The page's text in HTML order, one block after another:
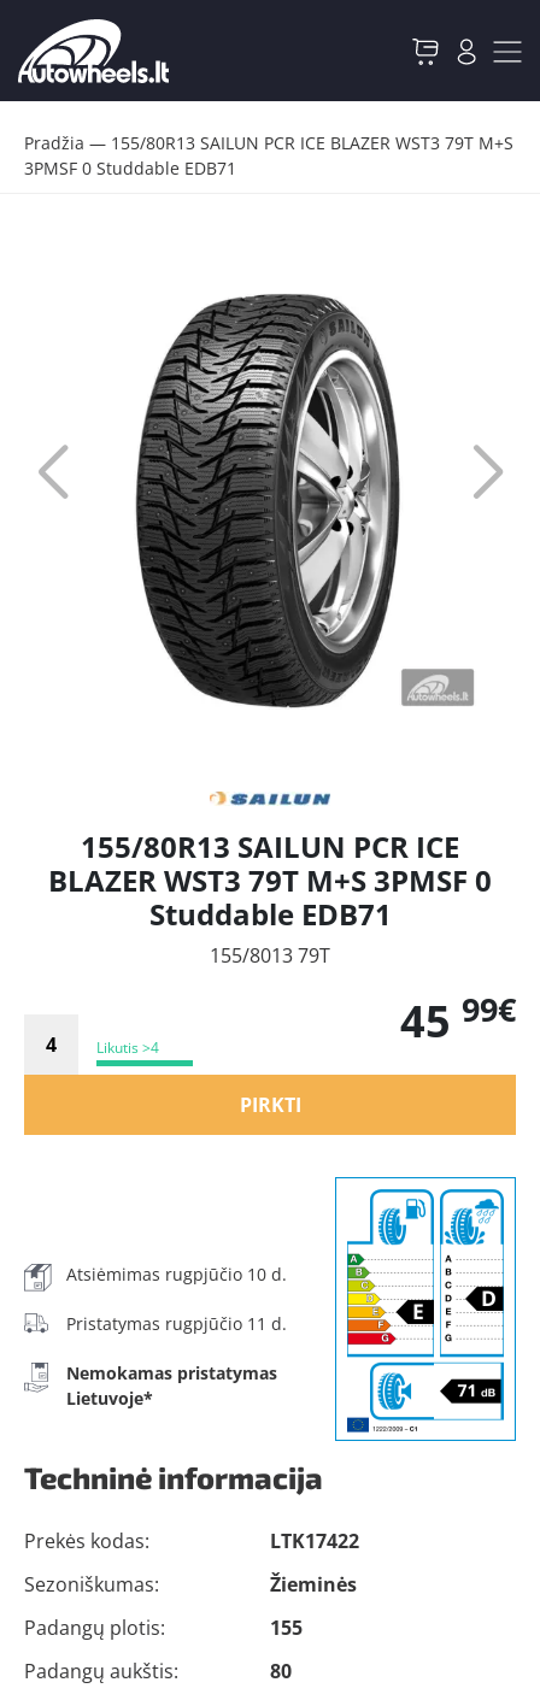
Pradžia — 155/80R13 SAILUN PCR ICE BLAZER WST3 79T M+S
3PMSF 0 Studdable EDB71
155/80R13 SAILUN PCR ICE
BLAZER WST3 79T M+S 3PMSF 0
Studdable EDB71
155/8013 79T
Likutis >4 45 99€
PIRKTI
Atsiėmimas rugpjūčio 10 d.
Pristatymas rugpjūčio 11 d.
Nemokamas pristatymas
Lietuvoje*
Techninė informacija
Prekės kodas:
LTK17422
Sezoniškumas:
Žieminės
Padangų plotis:
155
Padangų aukštis:
80